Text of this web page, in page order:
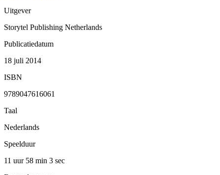
Uitgever
Storytel Publishing Netherlands
Publicatiedatum
18 juli 2014
ISBN
9789047616061
Taal
Nederlands
Speelduur
11 uur 58 min 3 sec